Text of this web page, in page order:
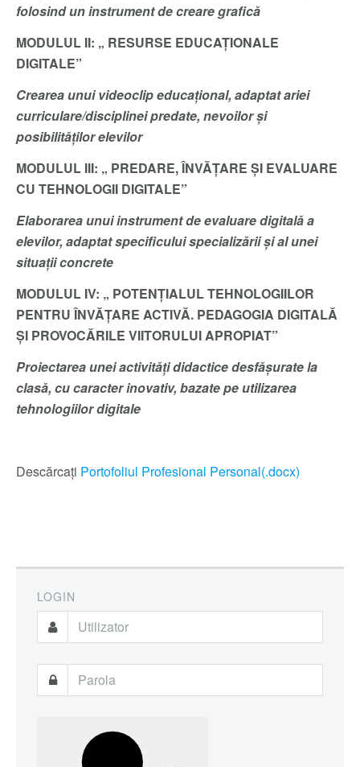
folosind un instrument de creare grafică
MODULUL II: „ RESURSE EDUCAȚIONALE
DIGITALE”
Crearea unui videoclip educațional, adaptat ariei
curriculare/disciplinei predate, nevoilor și
posibilităților elevilor
MODULUL III: „ PREDARE, ÎNVĂȚARE ȘI EVALUARE
CU TEHNOLOGII DIGITALE”
Elaborarea unui instrument de evaluare digitală a
elevilor, adaptat specificului specializării și al unei
situații concrete
MODULUL IV: „ POTENȚIALUL TEHNOLOGIILOR
PENTRU ÎNVĂȚARE ACTIVĂ. PEDAGOGIA DIGITALĂ
ȘI PROVOCĂRILE VIITORULUI APROPIAT”
Proiectarea unei activități didactice desfășurate la
clasă, cu caracter inovativ, bazate pe utilizarea
tehnologiilor digitale
Descărcați Portofoliul Profesional Personal(.docx)
LOGIN